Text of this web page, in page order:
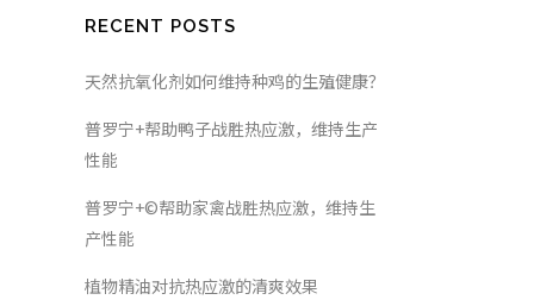
RECENT POSTS
天然抗氧化剂如何维持种鸡的生殖健康？
普罗宁+帮助鸭子战胜热应激，维持生产
性能
普罗宁+©帮助家禽战胜热应激，维持生
产性能
植物精油对抗热应激的清爽效果